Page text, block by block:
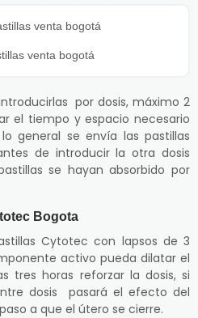
venta bogotá
por dosis, máximo 2
el tiempo y espacio necesario
general se envía las pastillas
de introducir la otra dosis
se hayan absorbido por
Bogota
Cytotec con lapsos de 3
activo pueda dilatar el
tres horas reforzar la dosis, si
dosis pasará el efecto del
a que el útero se cierre.